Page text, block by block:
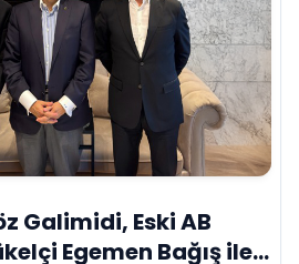
Galimidi, Eski AB
Egemen Bağış ile